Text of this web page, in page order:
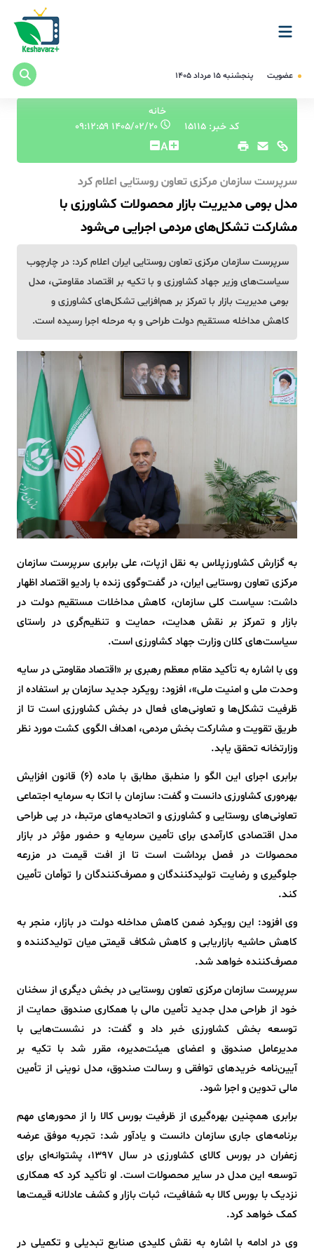
عضویت پنجشنبه ۱۵ مرداد ۱۴۰۵
خانه
کد خبر: 15115
۱۴۰۵/۰۲/۲۰ ۰۹:۱۲:۵۹
A
سرپرست سازمان مرکزی تعاون روستایی اعلام کرد
مدل بومی مدیریت بازار محصولات کشاورزی با
مشارکت تشکل‌های مردمی اجرایی می‌شود
سرپرست سازمان مرکزی تعاون روستایی ایران اعلام کرد: در چارچوب
سیاست‌های وزیر جهاد کشاورزی و با تکیه بر اقتصاد مقاومتی، مدل
بومی مدیریت بازار با تمرکز بر هم‌افزایی تشکل‌های کشاورزی و
کاهش مداخله مستقیم دولت طراحی و به مرحله اجرا رسیده است.
به گزارش کشاورزپلاس به نقل ازپات، علی برابری سرپرست سازمان
مرکزی تعاون روستایی ایران، در گفت‌وگوی زنده با رادیو اقتصاد اظهار
داشت: سیاست کلی سازمان، کاهش مداخلات مستقیم دولت در
بازار و تمرکز بر نقش هدایت، حمایت و تنظیم‌گری در راستای
سیاست‌های کلان وزارت جهاد کشاورزی است.
وی با اشاره به تأکید مقام معظم رهبری بر «اقتصاد مقاومتی در سایه
وحدت ملی و امنیت ملی»، افزود: رویکرد جدید سازمان بر استفاده از
ظرفیت تشکل‌ها و تعاونی‌های فعال در بخش کشاورزی است تا از
طریق تقویت و مشارکت بخش مردمی، اهداف الگوی کشت مورد نظر
وزارتخانه تحقق یابد.
برابری اجرای این الگو را منطبق مطابق با ماده (۶) قانون افزایش
بهره‌وری کشاورزی دانست و گفت: سازمان با اتکا به سرمایه اجتماعی
تعاونی‌های روستایی و کشاورزی و اتحادیه‌های مرتبط، در پی طراحی
مدل اقتصادی کارآمدی برای تأمین سرمایه و حضور مؤثر در بازار
محصولات در فصل برداشت است تا از افت قیمت در مزرعه
جلوگیری و رضایت تولیدکنندگان و مصرف‌کنندگان را توأمان تأمین
کند.
وی افزود: این رویکرد ضمن کاهش مداخله دولت در بازار، منجر به
کاهش حاشیه بازاریابی و کاهش شکاف قیمتی میان تولیدکننده و
مصرف‌کننده خواهد شد.
سرپرست سازمان مرکزی تعاون روستایی در بخش دیگری از سخنان
خود از طراحی مدل جدید تأمین مالی با همکاری صندوق حمایت از
توسعه بخش کشاورزی خبر داد و گفت: در نشست‌هایی با
مدیرعامل صندوق و اعضای هیئت‌مدیره، مقرر شد با تکیه بر
آیین‌نامه خریدهای توافقی و رسالت صندوق، مدل نوینی از تأمین
مالی تدوین و اجرا شود.
برابری همچنین بهره‌گیری از ظرفیت بورس کالا را از محورهای مهم
برنامه‌های جاری سازمان دانست و یادآور شد: تجربه موفق عرضه
زعفران در بورس کالای کشاورزی در سال ۱۳۹۷، پشتوانه‌ای برای
توسعه این مدل در سایر محصولات است. او تأکید کرد که همکاری
نزدیک با بورس کالا به شفافیت، ثبات بازار و کشف عادلانه قیمت‌ها
کمک خواهد کرد.
وی در ادامه با اشاره به نقش کلیدی صنایع تبدیلی و تکمیلی در